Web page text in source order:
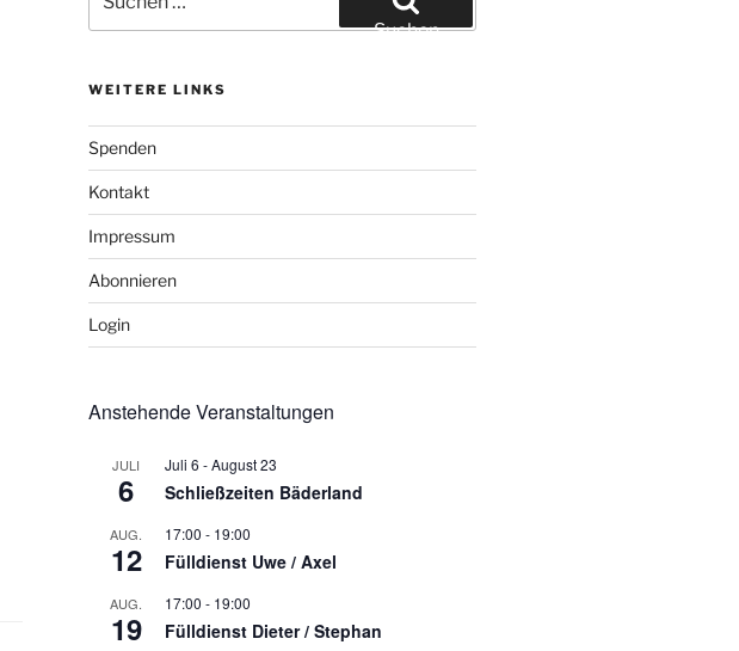
nach:
Suchen
WEITERE LINKS
Spenden
Kontakt
Impressum
Abonnieren
Login
Anstehende Veranstaltungen
JULI
6
Juli 6 -August 23
Schließzeiten Bäderland
AUG.
12
17:00 - 19:00
Fülldienst Uwe / Axel
AUG.
19
17:00 - 19:00
Fülldienst Dieter / Stephan